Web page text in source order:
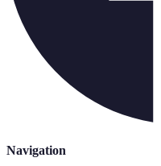
Navigation